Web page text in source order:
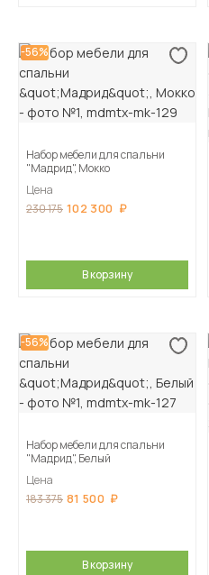
-56%
Набор мебели для спальни
"Мадрид", Мокко
Цена
230 175 102 300
В корзину
-56%
Набор мебели для спальни
"Мадрид", Белый
Цена
183 375 81 500
В корзину